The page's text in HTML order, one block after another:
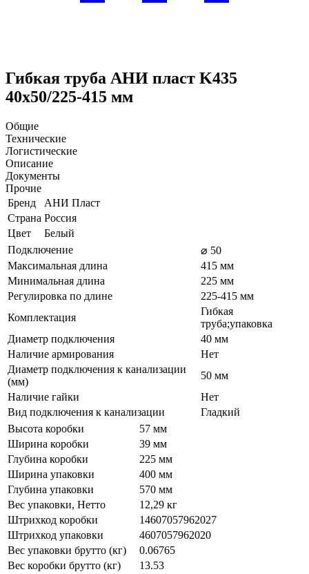
Гибкая труба АНИ пласт K435
40х50/225-415 мм
Общие
Технические
Логистические
Описание
Документы
Прочие
Бренд
АНИ Пласт
Страна Россия
Цвет
Белый
Подключение
⌀ 50
Максимальная длина
415 мм
Минимальная длина
225 мм
Регулировка по длине
225-415 мм
Комплектация
Гибкая
труба;упаковка
Диаметр подключения
40 мм
Наличие армирования
Нет
Диаметр подключения к канализации
(мм)
50 мм
Наличие гайки
Нет
Вид подключения к канализации
Гладкий
Высота коробки
57 мм
Ширина коробки
39 мм
Глубина коробки
225 мм
Ширина упаковки
400 мм
Глубина упаковки
570 мм
Вес упаковки, Нетто
12,29 кг
Штрихкод коробки
14607057962027
Штрихкод упаковки
4607057962020
Вес упаковки брутто (кг)
0.06765
Вес коробки брутто (кг)
13.53